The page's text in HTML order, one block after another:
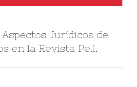
Jurí­dicos de
en la Revista Pe.I.